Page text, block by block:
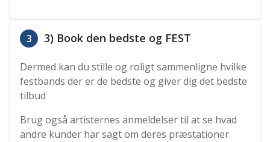
3 3) Book den bedste og FEST
Dermed kan du stille og roligt sammenligne hvilke
festbands der er de bedste og giver dig det bedste
tilbud
Brug også artisternes anmeldelser til at se hvad
andre kunder har sagt om deres præstationer